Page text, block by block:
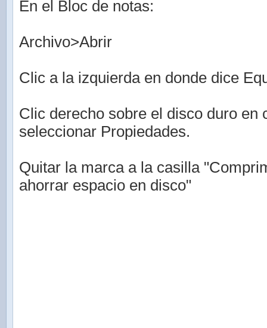
En el Bloc de notas:
Archivo>Abrir
Clic a la izquierda en donde dice
Clic derecho sobre el disco duro en
seleccionar Propiedades.
Quitar la marca a la casilla
ahorrar espacio en disco"